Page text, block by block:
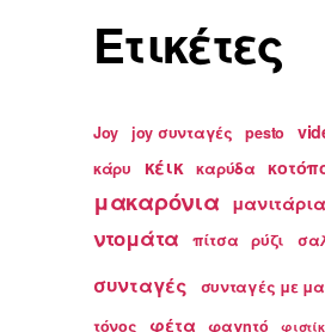
Ετικέτες
Joy joy συνταγές pesto
κάρυ κέικ καρύδα
μακαρόνια μανιτάρια
ντομάτα πίτσα ρύζι
συνταγές
συνταγές με
τόνος
φέτα φαγητό